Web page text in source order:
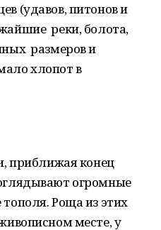
(удавов, питонов и
реки, болота,
размеров и
хлопот в
приближая конец
огромные
Роща из этих
месте, у